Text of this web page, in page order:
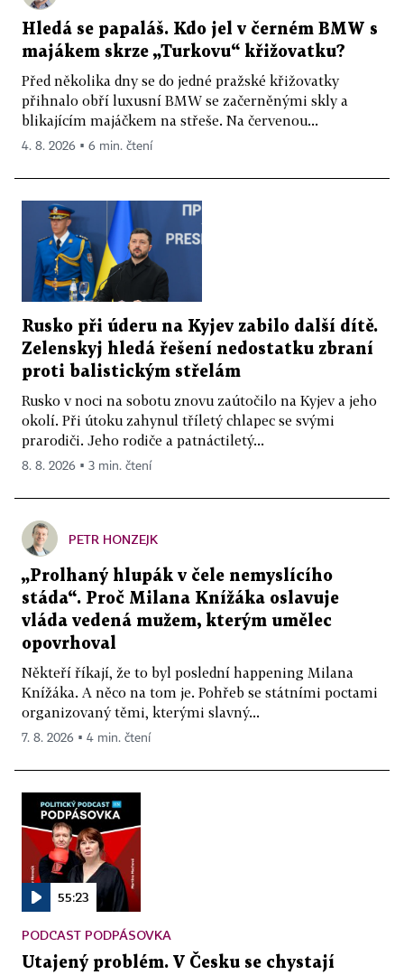
Hledá se papaláš. Kdo jel v černém BMW s
majákem skrze „Turkovu“ křižovatku?
Před několika dny se do jedné pražské křižovatky
přihnalo obří luxusní BMW se začerněnými skly a
blikajícím majáčkem na střeše. Na červenou...
4. 8. 2026 ▪ 6 min. čtení
Rusko při úderu na Kyjev zabilo další dítě.
Zelenskyj hledá řešení nedostatku zbraní
proti balistickým střelám
Rusko v noci na sobotu znovu zaútočilo na Kyjev a jeho
okolí. Při útoku zahynul tříletý chlapec se svými
prarodiči. Jeho rodiče a patnáctiletý...
8. 8. 2026 ▪ 3 min. čtení
PETR HONZEJK
„Prolhaný hlupák v čele nemyslícího
stáda“. Proč Milana Knížáka oslavuje
vláda vedená mužem, kterým umělec
opovrhoval
Někteří říkají, že to byl poslední happening Milana
Knížáka. A něco na tom je. Pohřeb se státními poctami
organizovaný těmi, kterými slavný...
7. 8. 2026 ▪ 4 min. čtení
55:23
PODCAST PODPÁSOVKA
Utajený problém. V Česku se chystají